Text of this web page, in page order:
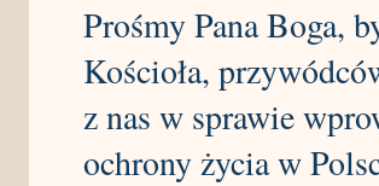
Prośmy Pana Boga,
Kościoła,
z nas w sprawie
ochrony życia w